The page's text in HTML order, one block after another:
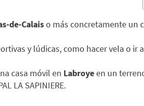
de-Calaiso más concretamente un
y lúdicas, como hacer vela o ir
casa móvil en Labroyeen un
LA SAPINIERE.